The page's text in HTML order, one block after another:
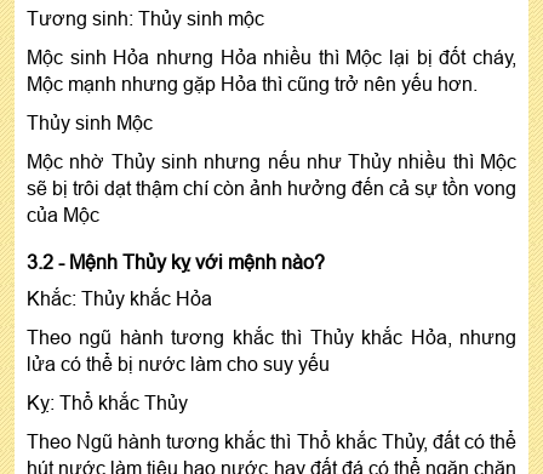
Tương sinh: Thủy sinh mộc
Mộc sinh Hỏa nhưng Hỏa nhiều thì Mộc lại bị đốt cháy,
Mộc mạnh nhưng gặp Hỏa thì cũng trở nên yếu hơn.
Thủy sinh Mộc
Mộc nhờ Thủy sinh nhưng nếu như Thủy nhiều thì Mộc
sẽ bị trôi dạt thậm chí còn ảnh hưởng đến cả sự tồn vong
của Mộc
3.2 - Mệnh Thủy kỵ với mệnh nào?
Khắc: Thủy khắc Hỏa
Theo ngũ hành tương khắc thì Thủy khắc Hỏa, nhưng
lửa có thể bị nước làm cho suy yếu
Kỵ: Thổ khắc Thủy
Theo Ngũ hành tương khắc thì Thổ khắc Thủy, đất có thể
hút nước làm tiêu hao nước hay đất đá có thể ngăn chặn